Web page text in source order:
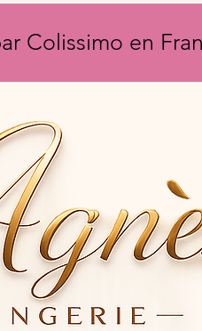
Colissimo en